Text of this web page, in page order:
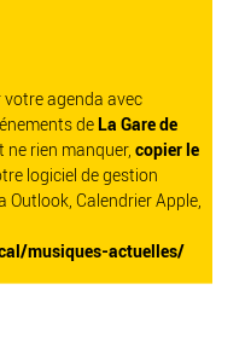
agenda avec
de La Gare de
ne rien manquer, copier le
logiciel de gestion
Outlook, Calendrier Apple,
musiques-actuelles/